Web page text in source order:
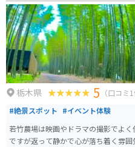
春には桜の名所としても知られており
ルートです。 壬生町の名産品としては、かんぴょうやニラ、イチゴなどが有
名です。道の駅 みぶの直売所では、
ことができます。また、壬生町には
壬生寺や獨協医科大学病院など、見ど
栃木県 5 （口コミ1
#絶景スポット #イベント体験
若竹農場は映画やドラマの撮影でよ
ですが返って静かで心が落ち着く雰